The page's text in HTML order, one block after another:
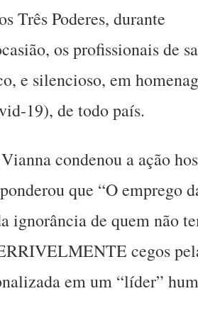
Três Poderes, durante
os profissionais de
e silencioso, em
19), de todo país.
condenou a ação
que “O emprego
ignorância de quem não
cegos
em um “líder”